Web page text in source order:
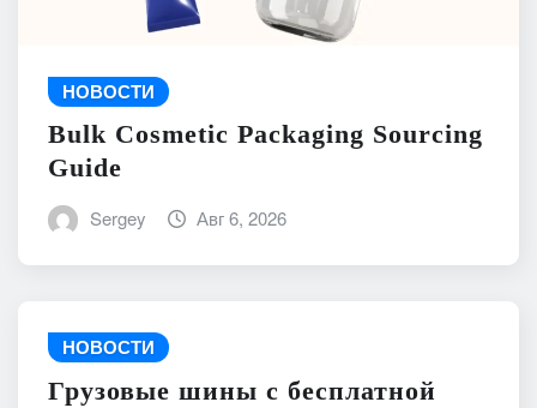
НОВОСТИ
Bulk Cosmetic Packaging Sourcing
Guide
Sergey Авг 6, 2026
НОВОСТИ
Грузовые шины с бесплатной